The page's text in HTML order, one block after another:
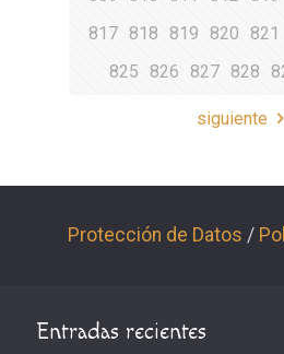
817 818 819 820 821
825
826 827 828
siguiente
Protección de Datos /
Entradas recientes